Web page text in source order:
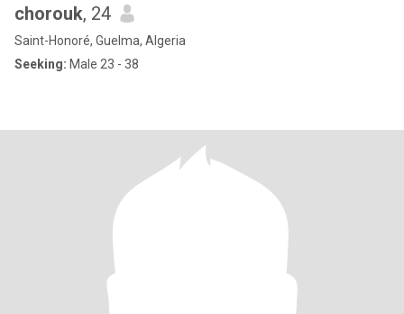
chorouk, 24
Saint-Honoré, Guelma, Algeria
Seeking: Male 23 - 38